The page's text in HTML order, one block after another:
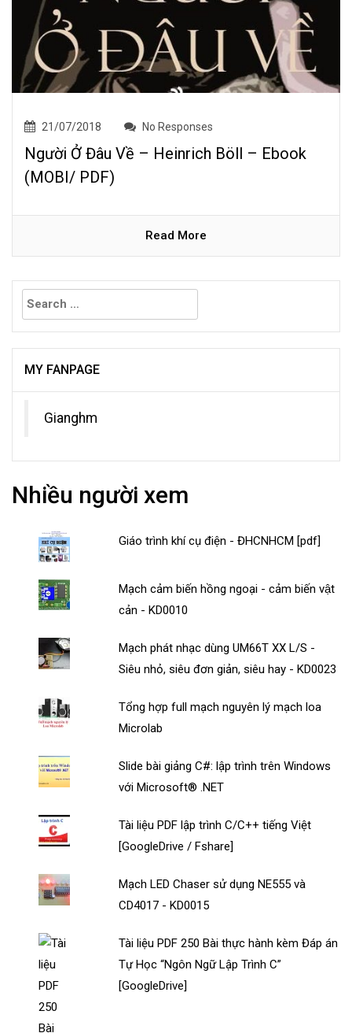
21/07/2018 No Responses
Người Ở Đâu Về – Heinrich Böll – Ebook
(MOBI/ PDF)
Read More
Search
for:
MY FANPAGE
Gianghm
Nhiều người xem
Giáo trình khí cụ điện - ĐHCNHCM [pdf]
Mạch cảm biến hồng ngoại - cảm biến vật
cản - KD0010
Mạch phát nhạc dùng UM66T XX L/S -
Siêu nhỏ, siêu đơn giản, siêu hay - KD0023
Tổng hợp full mạch nguyên lý mạch loa
Microlab
Slide bài giảng C#: lập trình trên Windows
với Microsoft® .NET
Tài liệu PDF lập trình C/C++ tiếng Việt
[GoogleDrive / Fshare]
Mạch LED Chaser sử dụng NE555 và
CD4017 - KD0015
Tài liệu PDF 250 Bài thực hành kèm Đáp án
Tự Học “Ngôn Ngữ Lập Trình C”
[GoogleDrive]